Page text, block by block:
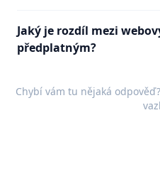
Jaký je rozdíl mezi
předplatným?
Chybí vám tu nějaká